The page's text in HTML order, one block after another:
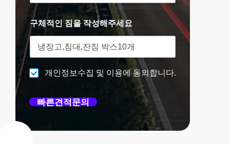
구체적인 짐을 작성해주세요
개인정보수집 및 이용에 동의합니다.
빠른견적문의